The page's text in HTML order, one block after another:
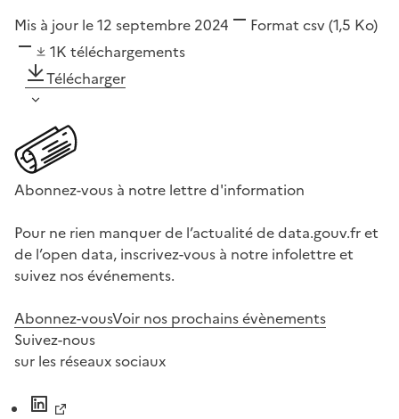
Mis à jour le 12 septembre 2024 Format csv(1,5 Ko)
1K téléchargements
Télécharger
Abonnez-vous à notre lettre d'information
Pour ne rien manquer de l’actualité de data.gouv.fr et
de l’open data, inscrivez-vous à notre infolettre et
suivez nos événements.
Abonnez-vousVoir nos prochains évènements
Suivez-nous
sur les réseaux sociaux